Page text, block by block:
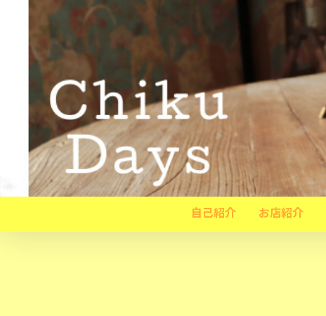
自己紹介 お店紹介